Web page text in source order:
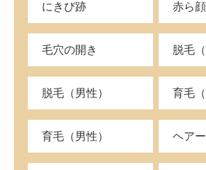
にきび跡 赤ら顔
毛穴の開き 脱毛
脱毛（男性） 育毛（
育毛（男性） ヘア